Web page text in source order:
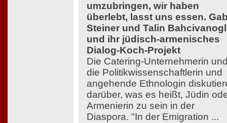
umzubringen, wir haben
überlebt, lasst uns essen.
Steiner und Talin
und ihr jüdisch-armenisches
Dialog-Koch-Projekt
Die Catering-Unternehmerin
die Politikwissenschaftlerin und
angehende Ethnologin
darüber, was es heißt, Jüdin
Armenierin zu sein in der
Diaspora. "In der Emigration ...